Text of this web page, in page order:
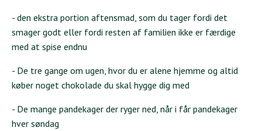
- den ekstra portion aftensmad, som du tager fordi det
smager godt eller fordi resten af familien ikke er færdige
med at spise endnu
- De tre gange om ugen, hvor du er alene hjemme og altid
køber noget chokolade du skal hygge dig med
- De mange pandekager der ryger ned, når i får pandekager
hver søndag